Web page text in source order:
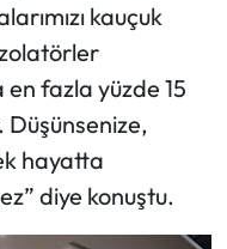
kauçuk
en fazla yüzde 15
hayatta
diye konuştu.